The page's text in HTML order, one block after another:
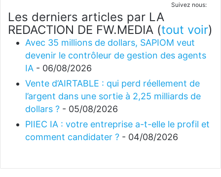
Suivez nous:
Les derniers articles par LA
REDACTION DE FW.MEDIA (tout voir)
Avec 35 millions de dollars, SAPIOM veut
devenir le contrôleur de gestion des agents
IA - 06/08/2026
Vente d’AIRTABLE : qui perd réellement de
l’argent dans une sortie à 2,25 milliards de
dollars ? - 05/08/2026
PIIEC IA : votre entreprise a-t-elle le profil et
comment candidater ? - 04/08/2026